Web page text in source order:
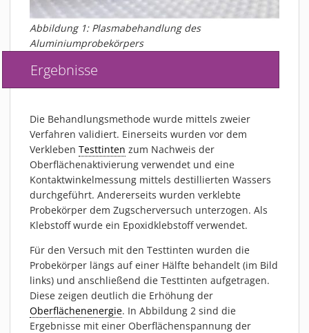
Abbildung 1: Plasmabehandlung des
Aluminiumprobekörpers
Ergebnisse
Die Behandlungsmethode wurde mittels zweier
Verfahren validiert. Einerseits wurden vor dem
Verkleben Testtinten zum Nachweis der
Oberflächenaktivierung verwendet und eine
Kontaktwinkelmessung mittels destillierten Wassers
durchgeführt. Andererseits wurden verklebte
Probekörper dem Zugscherversuch unterzogen. Als
Klebstoff wurde ein Epoxidklebstoff verwendet.
Für den Versuch mit den Testtinten wurden die
Probekörper längs auf einer Hälfte behandelt (im Bild
links) und anschließend die Testtinten aufgetragen.
Diese zeigen deutlich die Erhöhung der
Oberflächenenergie. In Abbildung 2 sind die
Ergebnisse mit einer Oberflächenspannung der